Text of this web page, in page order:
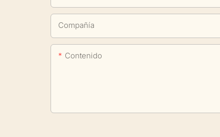
Compañía
Contenido